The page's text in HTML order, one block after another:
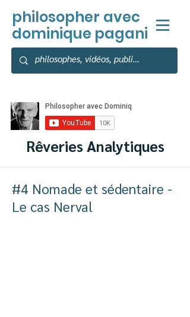
philosopher avec
dominique pagani
Rêveries Analytiques
#4 Nomade et sédentaire -
Le cas Nerval